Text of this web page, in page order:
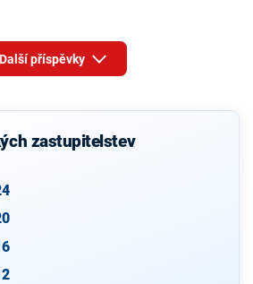
Další příspěvky
zastupitelstev